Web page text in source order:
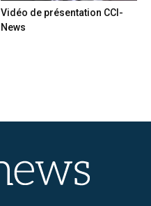
Vidéo de présentation CCI-
News